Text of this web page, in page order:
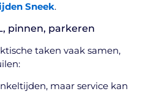
Sneek.
pinnen, parkeren
taken vaak samen,
maar service kan